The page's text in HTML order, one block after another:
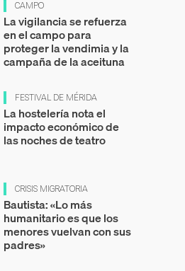
CAMPO
La vigilancia se refuerza
en el campo para
proteger la vendimia y la
campaña de la aceituna
FESTIVAL DE MÉRIDA
La hostelería nota el
impacto económico de
las noches de teatro
CRISIS MIGRATORIA
Bautista: «Lo más
humanitario es que los
menores vuelvan con sus
padres»